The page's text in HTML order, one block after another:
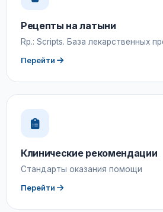
Рецепты на латыни
Rp.: Scripts. База лекарственных
Перейти
Клинические рекомендации
Стандарты оказания помощи
Перейти